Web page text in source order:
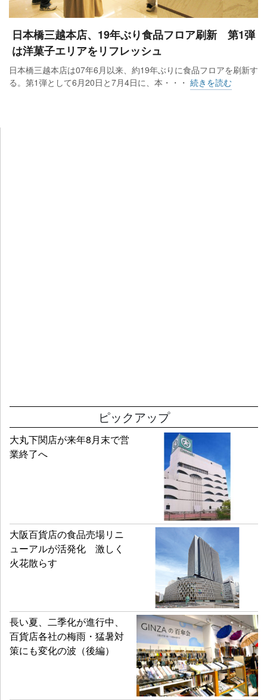
日本橋三越本店、19年ぶり食品フロア刷新 第1弾
は洋菓子エリアをリフレッシュ
日本橋三越本店は07年6月以来、約19年ぶりに食品フロアを刷新す
る。第1弾として6月20日と7月4日に、本・・・ 続きを読む
ピックアップ
大丸下関店が来年8月末で営
業終了へ
大阪百貨店の食品売場リニ
ューアルが活発化 激しく
火花散らす
長い夏、二季化が進行中、
百貨店各社の梅雨・猛暑対
策にも変化の波（後編）